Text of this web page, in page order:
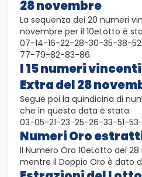
28 novembre
La sequenza dei 20 numeri
novembre per il 10eLotto è
07-14-16-22-28-30-35-38-
77-79-82-83-86.
I 15 numeri
Extra del 28
Segue poi la quindicina di
che in questa data è stata:
03-05-21-23-25-26-33-51-
Numeri Oro estratti
Il Numero Oro 10eLotto del
mentre il Doppio Oro è dato